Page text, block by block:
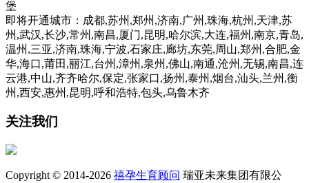
堡
即将开通城市：成都,苏州,郑州,济南,广州,珠海,杭州,天津,苏
州,武汉,长沙,常州,南昌,厦门,昆明,哈尔滨,大连,福州,南京,青岛,
温州,三亚,济南,珠海,宁波,石家庄,廊坊,东莞,周山,郑州,合肥,金
华,海口,莆田,丽江,台州,漳州,泉州,佛山,南通,沧州,无锡,南昌,连
云港,中山,齐齐哈尔,保定,张家口,扬州,泰州,烟台,汕头,兰州,衡
州,西安,惠州,昆明,呼和浩特,包头,乌鲁木齐
关注我们
Copyright © 2014-2026 禧孕生育顾问 瑞亚未来集团有限公